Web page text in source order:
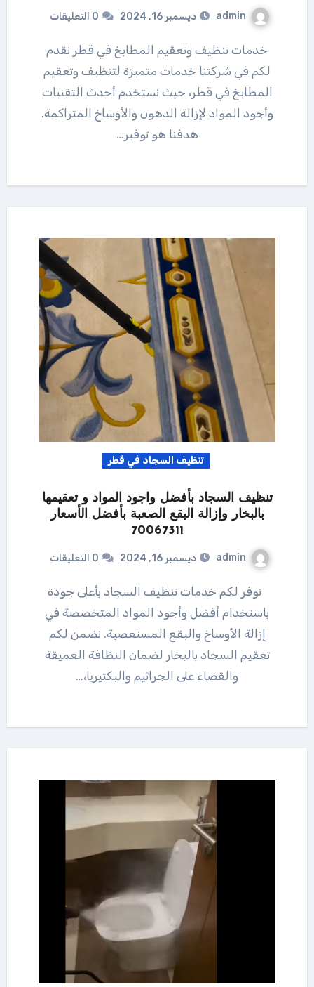
admin ديسمبر 16, 2024 0 التعليقات
خدمات تنظيف وتعقيم المطابخ في قطر نقدم
لكم في شركتنا خدمات متميزة لتنظيف وتعقيم
المطابخ في قطر، حيث نستخدم أحدث التقنيات
وأجود المواد لإزالة الدهون والأوساخ المتراكمة.
هدفنا هو توفير…
تنظيف السجاد في قطر
تنظيف السجاد بأفضل واجود المواد و تعقيمها
بالبخار وإزالة البقع الصعبة بأفضل الأسعار
70067311
admin ديسمبر 16, 2024 0 التعليقات
نوفر لكم خدمات تنظيف السجاد بأعلى جودة
باستخدام أفضل وأجود المواد المتخصصة في
إزالة الأوساخ والبقع المستعصية. نضمن لكم
تعقيم السجاد بالبخار لضمان النظافة العميقة
والقضاء على الجراثيم والبكتيريا،…